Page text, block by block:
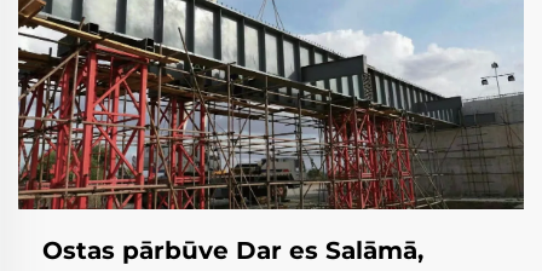
Ostas pārbūve Dar es Salāmā,